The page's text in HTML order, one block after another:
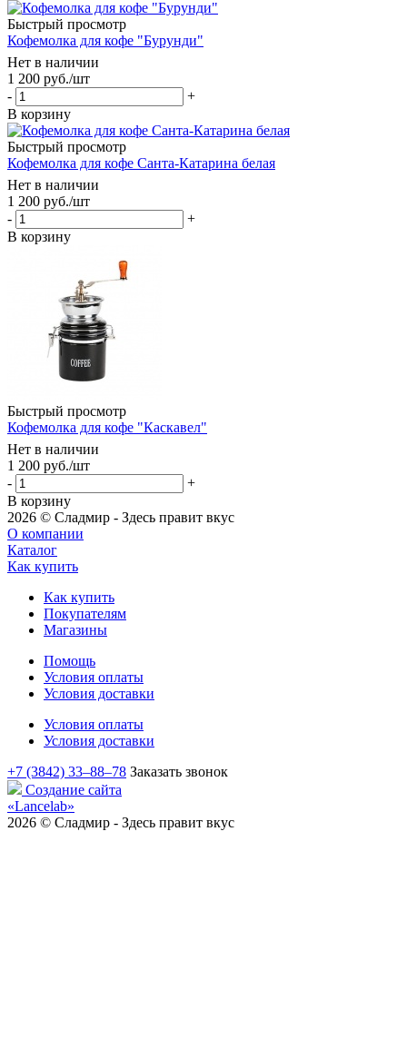
Быстрый просмотр
Кофемолка для кофе "Бурунди"
Нет в наличии
1 200 руб./шт
-
+
В корзину
Быстрый просмотр
Кофемолка для кофе Санта-Катарина белая
Нет в наличии
1 200 руб./шт
-
+
В корзину
Быстрый просмотр
Кофемолка для кофе "Каскавел"
Нет в наличии
1 200 руб./шт
-
+
В корзину
2026 © Сладмир - Здесь правит вкус
О компании
Каталог
Как купить
Как купить
Покупателям
Магазины
Помощь
Условия оплаты
Условия доставки
Условия оплаты
Условия доставки
+7 (3842) 33‒88‒78 Заказать звонок
Создание сайта
«Lancelab»
2026 © Сладмир - Здесь правит вкус